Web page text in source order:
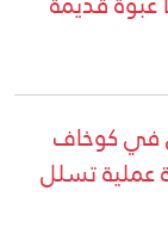
في كوخاف
عملية تسلل